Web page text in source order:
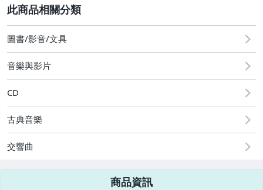
其它
[全店] 粉絲專享
[全店] 週年慶
圖書/影音/文具
音樂與影片
CD
古典音樂
交響曲
商品資訊